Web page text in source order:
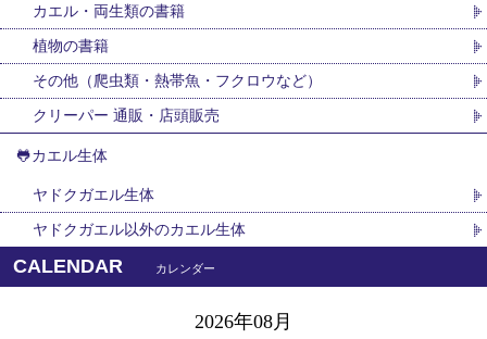
カエル・両生類の書籍
植物の書籍
その他（爬虫類・熱帯魚・フクロウなど）
クリーパー 通販・店頭販売
🐸カエル生体
ヤドクガエル生体
ヤドクガエル以外のカエル生体
CALENDAR カレンダー
2026年08月